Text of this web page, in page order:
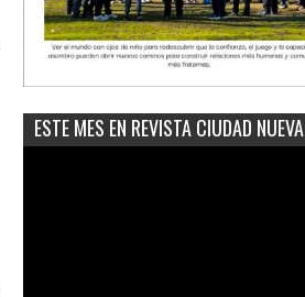
ESTE MES EN REVISTA CIUDAD NUEVA